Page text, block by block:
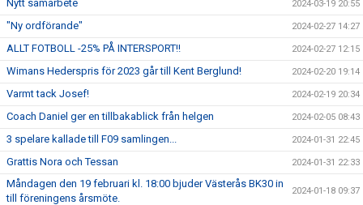
Nytt samarbete 2024-03-19 20:55
"Ny ordförande" 2024-02-27 14:27
ALLT FOTBOLL -25% PÅ INTERSPORT!! 2024-02-27 12:15
Wimans Hederspris för 2023 går till Kent Berglund! 2024-02-20 19:14
Varmt tack Josef! 2024-02-19 20:34
Coach Daniel ger en tillbakablick från helgen 2024-02-05 08:43
3 spelare kallade till F09 samlingen... 2024-01-31 22:45
Grattis Nora och Tessan 2024-01-31 22:33
Måndagen den 19 februari kl. 18:00 bjuder Västerås BK30 in
till föreningens årsmöte.
2024-01-18 09:37